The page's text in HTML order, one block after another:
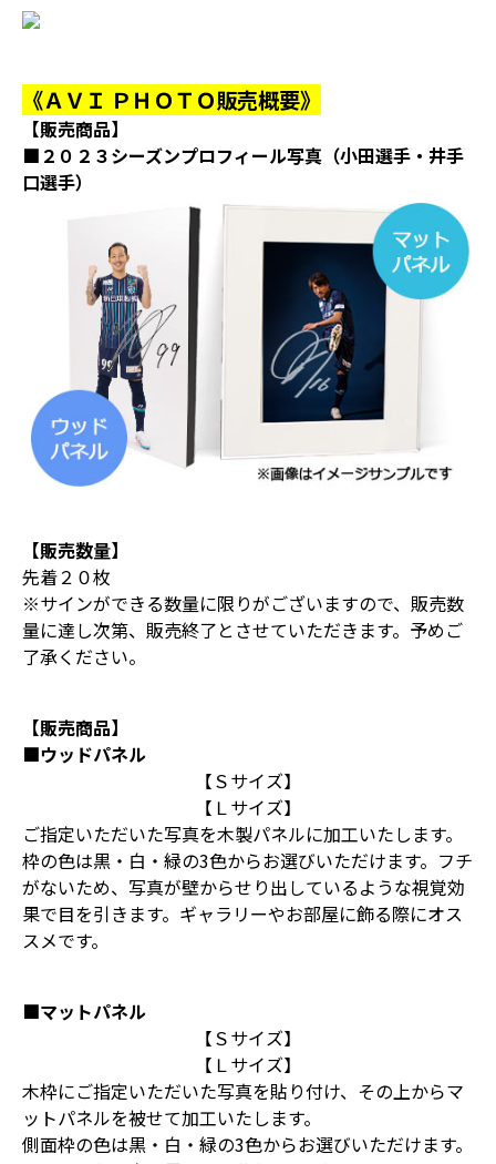
《ＡＶＩ ＰＨＯＴＯ販売概要》
【販売商品】
■２０２３シーズンプロフィール写真（小田選手・井手
口選手）
【販売数量】
先着２０枚
※サインができる数量に限りがございますので、販売数
量に達し次第、販売終了とさせていただきます。予めご
了承ください。
【販売商品】
■ウッドパネル
【Ｓサイズ】
【Ｌサイズ】
ご指定いただいた写真を木製パネルに加工いたします。
枠の色は黒・白・緑の3色からお選びいただけます。フチ
がないため、写真が壁からせり出しているような視覚効
果で目を引きます。ギャラリーやお部屋に飾る際にオス
スメです。
■マットパネル
【Ｓサイズ】
【Ｌサイズ】
木枠にご指定いただいた写真を貼り付け、その上からマ
ットパネルを被せて加工いたします。
側面枠の色は黒・白・緑の3色からお選びいただけます。